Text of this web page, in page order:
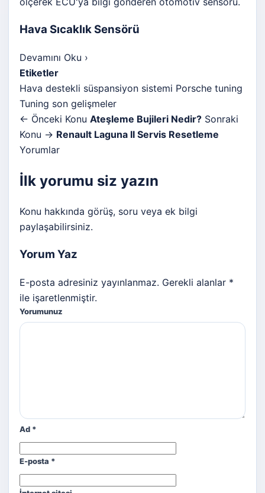
Hava Sıcaklık Sensörü
Devamını Oku ›
Etiketler
Hava destekli süspansiyon sistemi Porsche tuning
Tuning son gelişmeler
← Önceki Konu Ateşleme Bujileri Nedir? Sonraki
Konu → Renault Laguna II Servis Resetleme
Yorumlar
İlk yorumu siz yazın
Konu hakkında görüş, soru veya ek bilgi
paylaşabilirsiniz.
Yorum Yaz
E-posta adresiniz yayınlanmaz. Gerekli alanlar *
ile işaretlenmiştir.
Yorumunuz
Ad *
E-posta *